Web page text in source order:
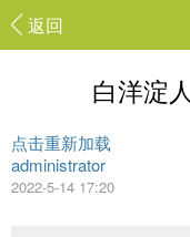
返回
白洋淀
点击重新加载
administrator
2022-5-14 17:20